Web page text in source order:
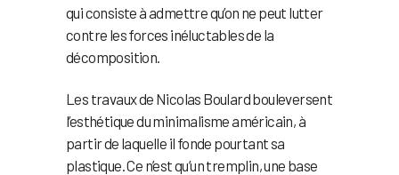
qui consiste à admettre qu’on ne peut lutter
contre les forces inéluctables de la
décomposition.
Les travaux de Nicolas Boulard bouleversent
l’esthétique du minimalisme américain, à
partir de laquelle il fonde pourtant sa
plastique. Ce n’est qu’un tremplin, une base